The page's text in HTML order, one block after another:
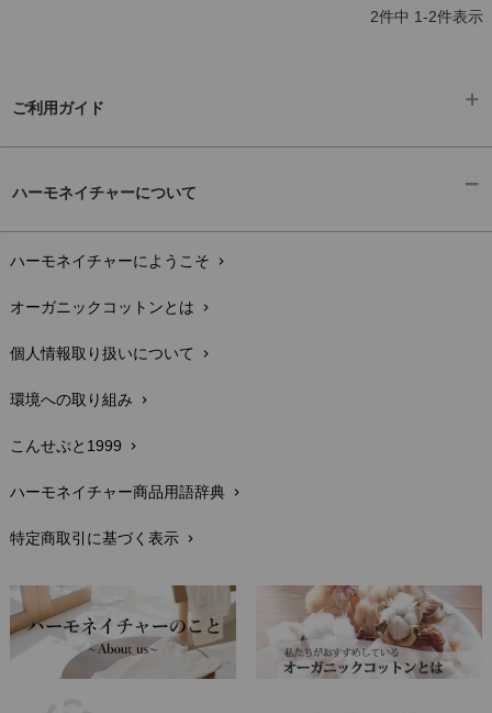
2件中 1-2件表示
ご利用ガイド
配送と送料chevron_right
在庫状況と発送予定chevron_right
サイズ・寸法chevron_right
生地・素材chevron_right
お手入れについて
レビューを書こうchevron_right
返品交換chevron_right
FAXでのご注文
お問い合わせchevron_right
ハーモネイチャーについて
ハーモネイチャーにようこそ chevron_right
オーガニックコットンとは chevron_right
個人情報取り扱いについて chevron_right
環境への取り組み chevron_right
こんせぷと1999 chevron_right
ハーモネイチャー商品用語辞典 chevron_right
特定商取引に基づく表示 chevron_right